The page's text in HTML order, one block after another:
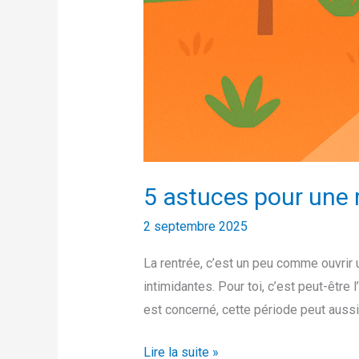
5 astuces pour une
2 septembre 2025
La rentrée, c’est un peu comme
intimidantes. Pour toi, c’est peut-être
est concerné, cette période peut
Lire la suite »